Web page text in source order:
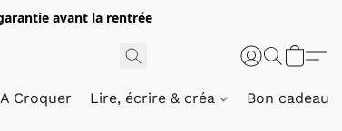
avant la rentrée
A Croquer Lire, écrire & créa Bon cadeau